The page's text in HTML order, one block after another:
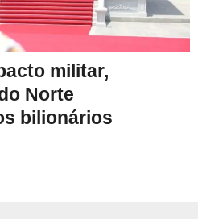
militar,
Norte
bilionários